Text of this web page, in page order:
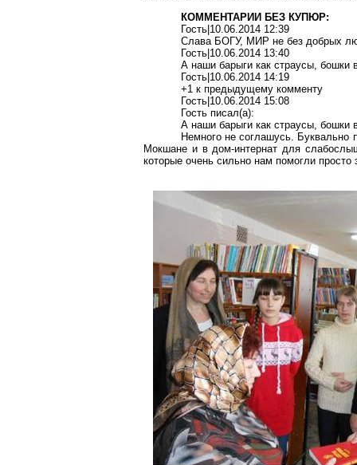
КОММЕНТАРИИ БЕЗ КУПЮР:
Гость|10.06.2014 12:39
Слава БОГУ, МИР не без добрых
Гость|10.06.2014 13:40
А наши барыги как страусы, бошки
Гость|10.06.2014 14:19
+1 к предыдущему комменту
Гость|10.06.2014 15:08
Гость писал(a):
А наши барыги как страусы, бошки
Немного не соглашусь. Буквально
Мокшане и в дом-интернат для
которые очень сильно нам помогли